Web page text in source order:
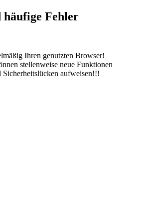
häufige Fehler
Ihren genutzten Browser!
stellenweise neue Funktionen
Sicherheitslücken aufweisen!!!